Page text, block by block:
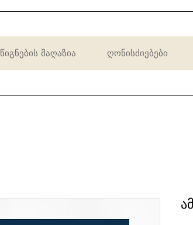
წიგნების მაღაზია ღონისძიებები